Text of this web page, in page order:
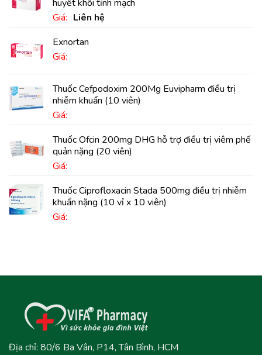
huyết khối tĩnh mạch
Giá: Liên hệ
Exnortan
Giá:
Thuốc Cefpodoxim 200Mg Euvipharm điều trị
nhiễm khuẩn (10 viên)
Giá:
Thuốc Ofcin 200mg DHG hỗ trợ điều trị viêm phế
quản nặng (20 viên)
Giá:
Thuốc Ciprofloxacin Stada 500mg điều trị nhiễm
khuẩn nặng (10 vỉ x 10 viên)
Giá:
Địa chỉ: 80/6 Ba Vân, P14, Tân Bình, HCM